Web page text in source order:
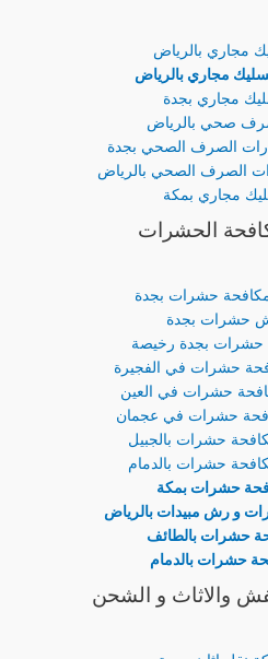
مجاري بالرياض
مجاري بالرياض
مجاري بجدة
صحي بالرياض
الصرف الصحي بجدة
الصرف الصحي بالرياض
مجاري بمكة
الحشرات
حشرات بجدة
حشرات بجدة
حشرات بجدة رخيصة
حشرات في الفجيرة
حشرات في العين
حشرات في عجمان
حشرات بالجبيل
حشرات بالدمام
حشرات بمكة
و رش مبيدات بالرياض
حشرات بالطائف
حشرات بالدمام
والاثاث و الشحن